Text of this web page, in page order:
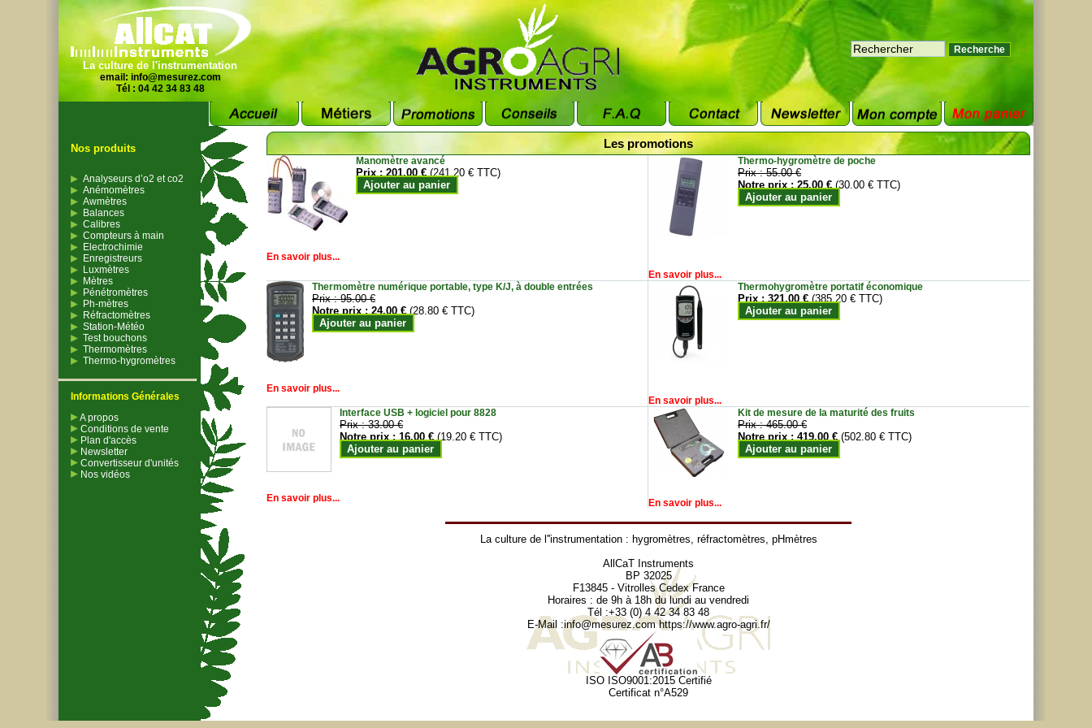
La culture de l'instrumentation
email: info@mesurez.com
Tél : 04 42 34 83 48
Nos produits
Analyseurs d’o2 et co2
Anémomètres
Awmètres
Balances
Calibres
Compteurs à main
Electrochimie
Enregistreurs
Luxmètres
Mètres
Pénétromètres
Ph-mètres
Réfractomètres
Station-Météo
Test bouchons
Thermomètres
Thermo-hygromètres
Informations Générales
A propos
Conditions de vente
Plan d'accès
Newsletter
Convertisseur d'unités
Nos vidéos
Les promotions
Manomètre avancé
Prix :201.00 € (241.20 € TTC)
Ajouter au panier
En savoir plus...
Thermo-hygromètre de poche
Prix :55.00 €
Notre prix :25.00 € (30.00 € TTC)
Ajouter au panier
En savoir plus...
Thermomètre numérique portable, type K/J, à double entrées
Prix :95.00 €
Notre prix :24.00 € (28.80 € TTC)
Ajouter au panier
En savoir plus...
Thermohygromètre portatif économique
Prix :321.00 € (385.20 € TTC)
Ajouter au panier
En savoir plus...
Interface USB + logiciel pour 8828
Prix :33.00 €
Notre prix :16.00 € (19.20 € TTC)
Ajouter au panier
En savoir plus...
Kit de mesure de la maturité des fruits
Prix :465.00 €
Notre prix :419.00 € (502.80 € TTC)
Ajouter au panier
En savoir plus...
La culture de l''instrumentation : hygromètres, réfractomètres, pHmètres
AllCaT Instruments
BP 32025
F13845 - Vitrolles Cedex France
Horaires : de 9h à 18h du lundi au vendredi
Tél :+33 (0) 4 42 34 83 48
E-Mail :info@mesurez.com https://www.agro-agri.fr/
ISO ISO9001:2015 Certifié
Certificat n°A529